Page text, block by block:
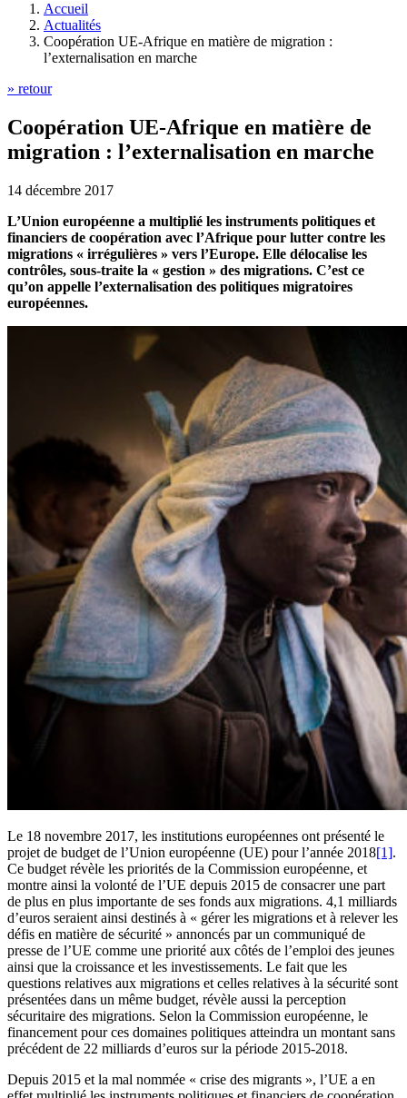
Accueil
Actualités
Coopération UE-Afrique en matière de migration :
l’externalisation en marche
» retour
Coopération UE-Afrique en matière de
migration : l’externalisation en marche
14 décembre 2017
L’Union européenne a multiplié les instruments politiques et
financiers de coopération avec l’Afrique pour lutter contre les
migrations « irrégulières » vers l’Europe. Elle délocalise les
contrôles, sous-traite la « gestion » des migrations. C’est ce
qu’on appelle l’externalisation des politiques migratoires
européennes.
Le 18 novembre 2017, les institutions européennes ont présenté le
projet de budget de l’Union européenne (UE) pour l’année 2018[1].
Ce budget révèle les priorités de la Commission européenne, et
montre ainsi la volonté de l’UE depuis 2015 de consacrer une part
de plus en plus importante de ses fonds aux migrations. 4,1 milliards
d’euros seraient ainsi destinés à « gérer les migrations et à relever les
défis en matière de sécurité » annoncés par un communiqué de
presse de l’UE comme une priorité aux côtés de l’emploi des jeunes
ainsi que la croissance et les investissements. Le fait que les
questions relatives aux migrations et celles relatives à la sécurité sont
présentées dans un même budget, révèle aussi la perception
sécuritaire des migrations. Selon la Commission européenne, le
financement pour ces domaines politiques atteindra un montant sans
précédent de 22 milliards d’euros sur la période 2015-2018.
Depuis 2015 et la mal nommée « crise des migrants », l’UE a en